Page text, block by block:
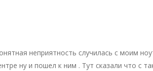
неприятность случилась с моим
ну и пошел к ним . Тут сказали что с